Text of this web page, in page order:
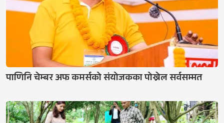
पाणिनि चेम्बर अफ कमर्सको संयोजकका पोख्रेल सर्वसम्मत